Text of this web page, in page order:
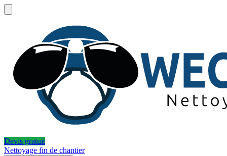
Devis gratuit
Nettoyage fin de chantier